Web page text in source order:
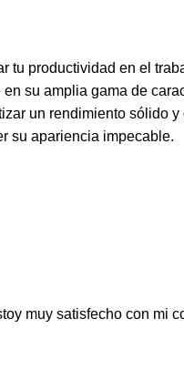
tu productividad en el
su amplia gama de
un rendimiento sólido y
su apariencia impecable.
muy satisfecho con mi